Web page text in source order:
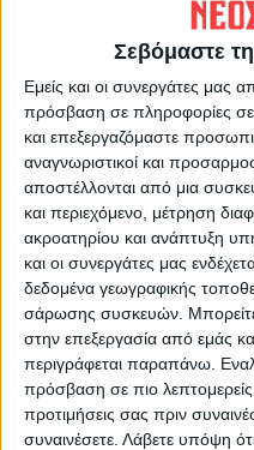
Σεβόμαστε
Εμείς και οι συνεργάτες μας
πρόσβαση σε πληροφορίες
και επεξεργαζόμαστε
αναγνωριστικοί και
αποστέλλονται από μια
και περιεχόμενο, μέτρηση
ακροατηρίου και ανάπτυξη
και οι συνεργάτες μας
δεδομένα γεωγραφικής
σάρωσης συσκευών. Μπορείτε
στην επεξεργασία από εμάς
περιγράφεται παραπάνω.
πρόσβαση σε πιο λεπτομερείς
προτιμήσεις σας πριν
συναινέσετε. Λάβετε υπόψη
Μεγάλη μείωση των
κρουσμάτων στην Π.Ε.
Καρδίτσας - Τέσσερις νέες
μολύνσεις
Η Αρχαιότερη Καθημερινή